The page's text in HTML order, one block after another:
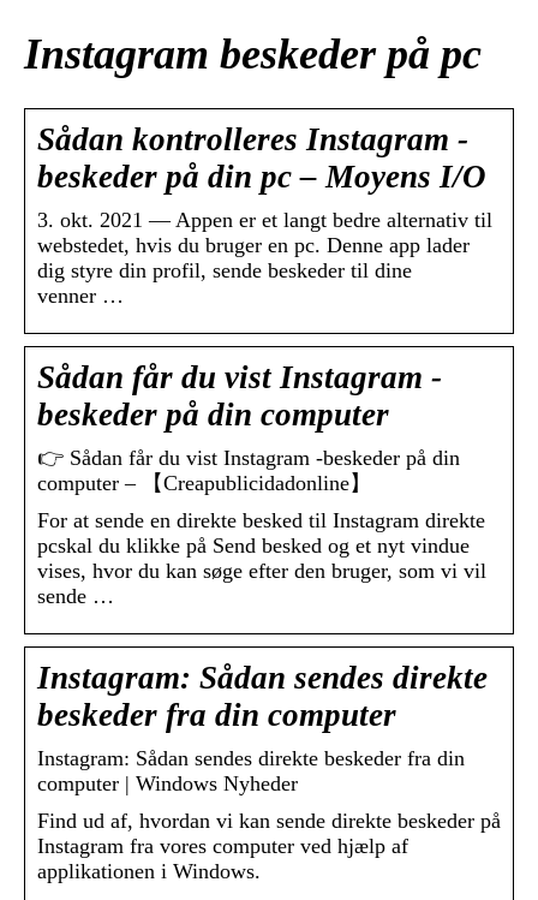
Instagram beskeder på pc
Sådan kontrolleres Instagram -
beskeder på din pc – Moyens I/O
3. okt. 2021 — Appen er et langt bedre alternativ til
webstedet, hvis du bruger en pc. Denne app lader
dig styre din profil, sende beskeder til dine
venner …
Sådan får du vist Instagram -
beskeder på din computer
👉 Sådan får du vist Instagram -beskeder på din
computer – 【Creapublicidadonline】
For at sende en direkte besked til Instagram direkte
pcskal du klikke på Send besked og et nyt vindue
vises, hvor du kan søge efter den bruger, som vi vil
sende …
Instagram: Sådan sendes direkte
beskeder fra din computer
Instagram: Sådan sendes direkte beskeder fra din
computer | Windows Nyheder
Find ud af, hvordan vi kan sende direkte beskeder på
Instagram fra vores computer ved hjælp af
applikationen i Windows.